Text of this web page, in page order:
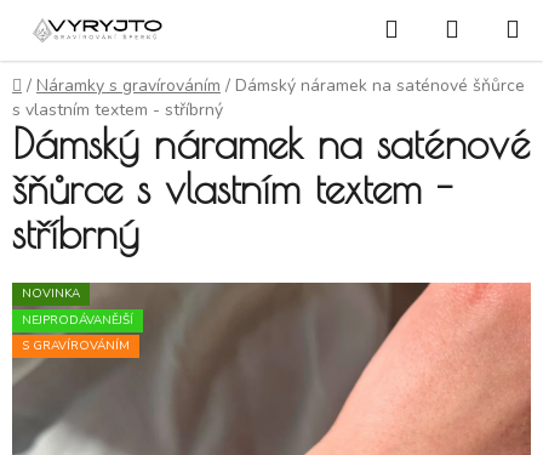
Přejít na obsah Hledat
Domů
/ Náramky s gravírováním / Dámský náramek na saténové šňůrce
s vlastním textem - stříbrný
Dámský náramek na saténové
šňůrce s vlastním textem -
stříbrný
NOVINKA
NEJPRODÁVANĚJŠÍ
S GRAVÍROVÁNÍM